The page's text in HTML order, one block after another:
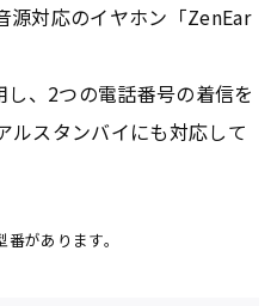
源対応のイヤホン「ZenEar
、2つの電話番号の着信を
ルスタンバイにも対応して
があります。